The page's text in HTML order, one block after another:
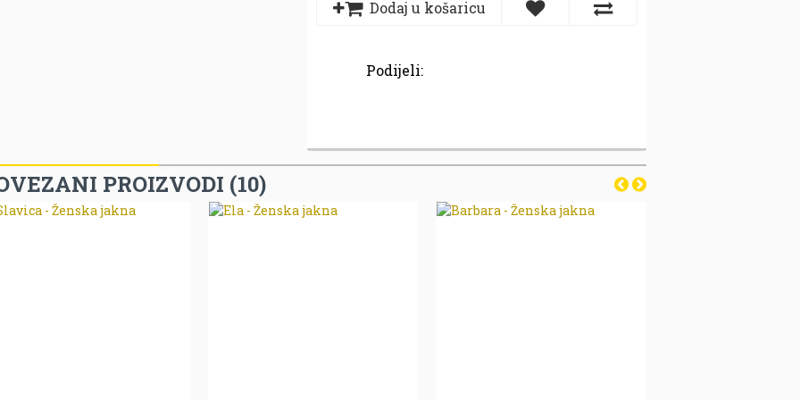
Dodaj u košaricu
Podijeli:
PROIZVODI (10)